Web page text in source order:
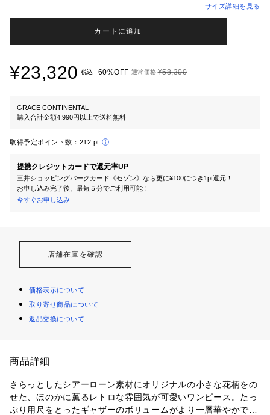
サイズ詳細を見る
カートに追加
¥23,320 税込 60%OFF 通常価格 ¥58,300
GRACE CONTINENTAL
購入合計金額4,990円以上で送料無料
取得予定ポイント数： 212 pt
提携クレジットカードで還元率UP
三井ショッピングパークカード《セゾン》なら更に¥100につき1pt還元！
お申し込み完了後、最短５分でご利用可能！
今すぐお申し込み
店舗在庫を確認
価格表示について
取り寄せ商品について
返品交換について
商品詳細
さらっとしたシアーローン素材にオリジナルの小さな花柄をの
せた、ほのかに薫るレトロな雰囲気が可愛いワンピース。たっ
ぷり用尺をとったギャザーのボリュームがより一層華やかで、